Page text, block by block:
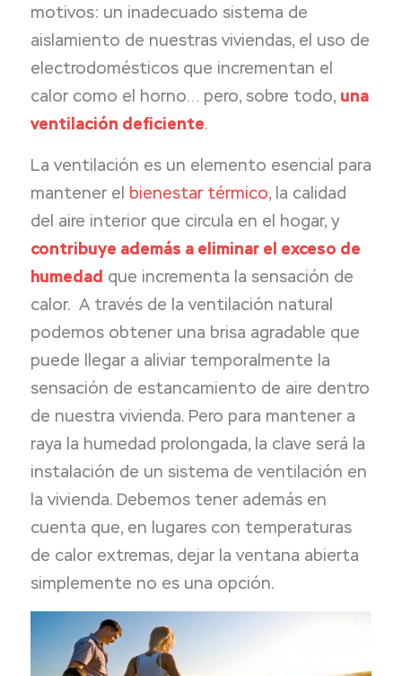
motivos: un inadecuado sistema de
aislamiento de nuestras viviendas, el uso de
electrodomésticos que incrementan el
calor como el horno… pero, sobre todo, una
ventilación deficiente.
La ventilación es un elemento esencial para
mantener el bienestar térmico, la calidad
del aire interior que circula en el hogar, y
contribuye además a eliminar el exceso de
humedad que incrementa la sensación de
calor. A través de la ventilación natural
podemos obtener una brisa agradable que
puede llegar a aliviar temporalmente la
sensación de estancamiento de aire dentro
de nuestra vivienda. Pero para mantener a
raya la humedad prolongada, la clave será la
instalación de un sistema de ventilación en
la vivienda. Debemos tener además en
cuenta que, en lugares con temperaturas
de calor extremas, dejar la ventana abierta
simplemente no es una opción.